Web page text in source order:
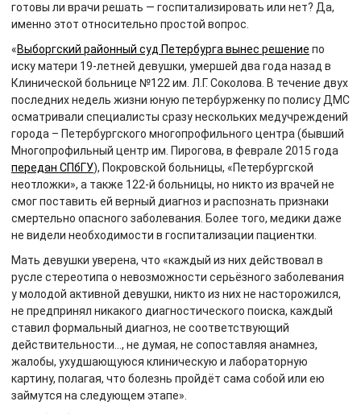
готовы ли врачи решать — госпитализировать или нет? Да,
именно этот относительно простой вопрос.
«Выборгский районный суд Петербурга вынес решение по
иску матери 19-летней девушки, умершей два года назад в
Клинической больнице №122 им. Л.Г. Соколова. В течение двух
последних недель жизни юную петербурженку по полису ДМС
осматривали специалисты сразу нескольких медучреждений
города – Петербургского многопрофильного центра (бывший
Многопрофильный центр им. Пирогова, в феврале 2015 года
передан СПбГУ), Покровской больницы, «Петербургской
неотложки», а также 122-й больницы, но никто из врачей не
смог поставить ей верный диагноз и распознать признаки
смертельно опасного заболевания. Более того, медики даже
не видели необходимости в госпитализации пациентки.
Мать девушки уверена, что «каждый из них действовал в
русле стереотипа о невозможности серьёзного заболевания
у молодой активной девушки, никто из них не насторожился,
не предпринял никакого диагностического поиска, каждый
ставил формальный диагноз, не соответствующий
действительности…, не думая, не сопоставляя анамнез,
жалобы, ухудшающуюся клиническую и лабораторную
картину, полагая, что болезнь пройдёт сама собой или ею
займутся на следующем этапе».